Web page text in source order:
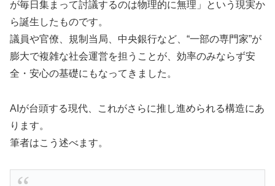
が毎日集まって討議するのは物理的に無理」という現実か
ら誕生したものです。
議員や官僚、規制当局、中央銀行など、“一部の専門家”が
膨大で複雑な社会運営を担うことが、効率のみならず安
全・安心の基礎にもなってきました。
AIが台頭する現代、これがさらに推し進められる構造にあ
ります。
筆者はこう述べます。